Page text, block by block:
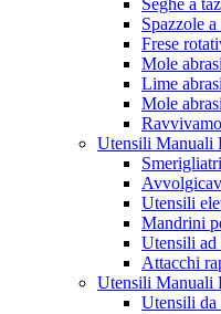
Seghe a
Spazzole
Frese
Mole
Lime
Mole
Utensili Manuali
Utensili
Mandrini
Utensili ad
Attacchi
Utensili Manuali
Utensili da